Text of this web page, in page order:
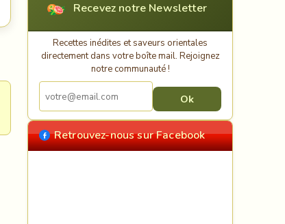
Recevez notre Newsletter
Recettes inédites et saveurs orientales
directement dans votre boîte mail. Rejoignez
notre communauté !
Retrouvez-nous sur Facebook